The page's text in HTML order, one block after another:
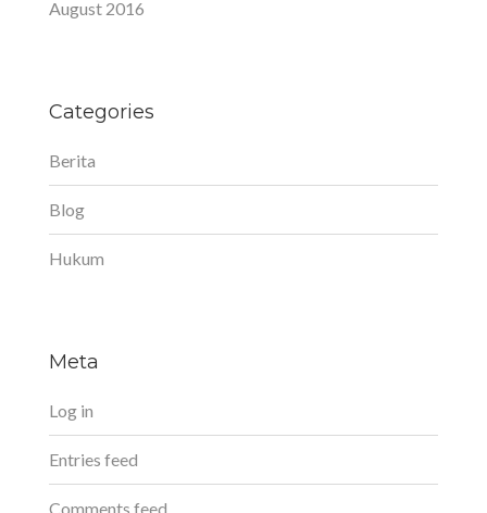
August 2016
Categories
Berita
Blog
Hukum
Meta
Log in
Entries feed
Comments feed